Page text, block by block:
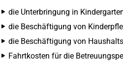
die Unterbringung in
die Beschäftigung von
die Beschäftigung von
Fahrtkosten für die